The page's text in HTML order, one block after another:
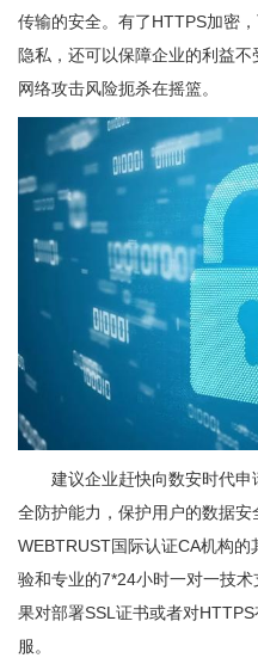
传输的安全。有了HTTPS加密
隐私，还可以保障企业的利益
网络攻击风险扼杀在摇篮。
建议企业赶快向数安时代
全防护能力，保护用户的数据
WEBTRUST国际认证CA机构
验和专业的7*24小时一对一技
果对部署SSL证书或者对
服。